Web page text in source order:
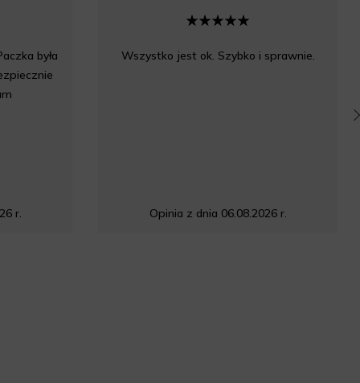
była
r.
Wszystko jest ok. Szybko i sprawnie.
Opinia z dnia 06.08.2026 r.